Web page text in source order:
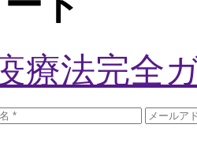
療法完全